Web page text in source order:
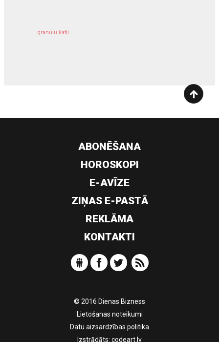
granulu katli
ABONĒŠANA
HOROSKOPI
E-AVĪZE
ZIŅAS E-PASTĀ
REKLĀMA
KONTAKTI
© 2016 Dienas Bizness
Lietošanas noteikumi
Datu aizsardzības politika
Izstrādāts: codeart.lv